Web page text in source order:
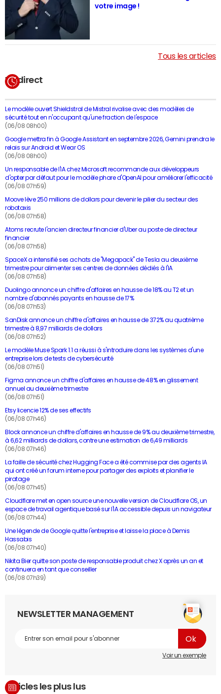
En direct
Le modèle ouvert Shieldstral de Mistral rivalise avec des modèles de
sécurité tout en n'occupant qu'une fraction de l'espace
(06/08 08h00)
Google mettra fin à Google Assistant en septembre 2026, Gemini prendra le
relais sur Android et Wear OS
(06/08 08h00)
Un responsable de l'IA chez Microsoft recommande aux développeurs
d'opter par défaut pour le modèle phare d'OpenAI pour améliorer l'efficacité
(06/08 07h59)
Moove lève 250 millions de dollars pour devenir le pilier du secteur des
robotaxis
(06/08 07h58)
Atoms recrute l'ancien directeur financier d'Uber au poste de directeur
financier
(06/08 07h58)
SpaceX a intensifié ses achats de "Megapack" de Tesla au deuxième
trimestre pour alimenter ses centres de données dédiés à l'IA
(06/08 07h58)
Duolingo annonce un chiffre d'affaires en hausse de 18% au T2 et un
nombre d'abonnés payants en hausse de 17%
(06/08 07h53)
SanDisk annonce un chiffre d'affaires en hausse de 372% au quatrième
trimestre à 8,97 milliards de dollars
(06/08 07h52)
Le modèle Muse Spark 1.1 a réussi à s'introduire dans les systèmes d'une
entreprise lors de tests de cybersécurité
(06/08 07h51)
Figma annonce un chiffre d'affaires en hausse de 48% en glissement
annuel au deuxième trimestre
(06/08 07h51)
Etsy licencie 12% de ses effectifs
(06/08 07h46)
Block annonce un chiffre d'affaires en hausse de 9% au deuxième trimestre,
à 6,62 milliards de dollars, contre une estimation de 6,49 milliards
(06/08 07h46)
La faille de sécurité chez Hugging Face a été commise par des agents IA
qui ont créé un forum interne pour partager des exploits et planifier le
piratage
(06/08 07h45)
Cloudflare met en open source une nouvelle version de Cloudflare OS, un
espace de travail agentique basé sur l'IA accessible depuis un navigateur
(06/08 07h44)
Une légende de Google quitte l'entreprise et laisse la place à Demis
Hassabis
(06/08 07h40)
Nikita Bier quitte son poste de responsable produit chez X après un an et
continuera en tant que conseiller
(06/08 07h39)
votre image !
Tous les articles
NEWSLETTER MANAGEMENT
Voir un exemple
Articles les plus lus